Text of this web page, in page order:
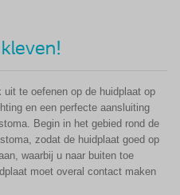
te oefenen op de huidplaat op
en een perfecte aansluiting
Begin in het gebied rond de
zodat de huidplaat goed op
waarbij u naar buiten toe
moet overal contact maken